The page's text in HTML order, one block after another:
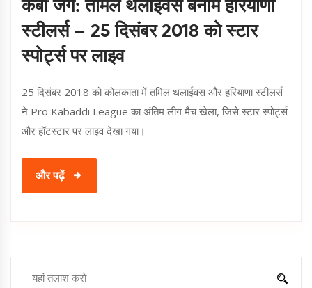
केबी जंग: तमिल थलाईवस बनाम हरियाणा
स्टीलर्स – 25 दिसंबर 2018 को स्टार
स्पोर्ट्स पर लाइव
25 दिसंबर 2018 को कोलकाता में तमिल थलाईवस और हरियाणा स्टीलर्स
ने Pro Kabaddi League का अंतिम लीग मैच खेला, जिसे स्टार स्पोर्ट्स
और हॉटस्टार पर लाइव देखा गया।
और पढ़ें